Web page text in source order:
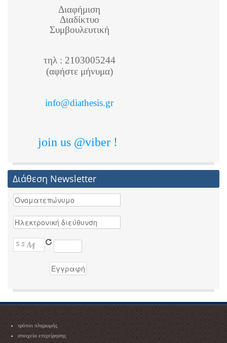
Διαφήμιση
Διαδίκτυο
Συμβουλευτική
τηλ : 2103005244
(αφήστε μήνυμα)
info@diathesis.gr
join us @viber !
Διάθεση Newsletter
τρόποι πληρωμής
στοιχεία επιχείρησης